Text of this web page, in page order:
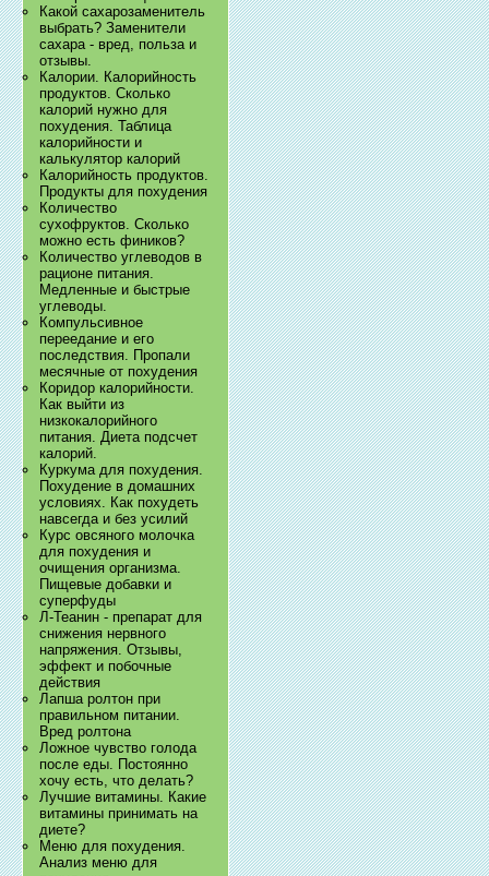
Какой сахарозаменитель
выбрать? Заменители
сахара - вред, польза и
отзывы.
Калории. Калорийность
продуктов. Сколько
калорий нужно для
похудения. Таблица
калорийности и
калькулятор калорий
Калорийность продуктов.
Продукты для похудения
Количество
сухофруктов. Сколько
можно есть фиников?
Количество углеводов в
рационе питания.
Медленные и быстрые
углеводы.
Компульсивное
переедание и его
последствия. Пропали
месячные от похудения
Коридор калорийности.
Как выйти из
низкокалорийного
питания. Диета подсчет
калорий.
Куркума для похудения.
Похудение в домашних
условиях. Как похудеть
навсегда и без усилий
Курс овсяного молочка
для похудения и
очищения организма.
Пищевые добавки и
суперфуды
Л-Теанин - препарат для
снижения нервного
напряжения. Отзывы,
эффект и побочные
действия
Лапша ролтон при
правильном питании.
Вред ролтона
Ложное чувство голода
после еды. Постоянно
хочу есть, что делать?
Лучшие витамины. Какие
витамины принимать на
диете?
Меню для похудения.
Анализ меню для